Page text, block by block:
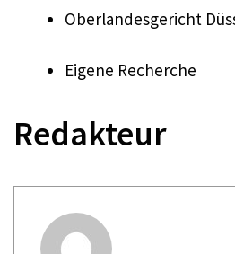
Oberlandesgericht
Eigene Recherche
Redakteur